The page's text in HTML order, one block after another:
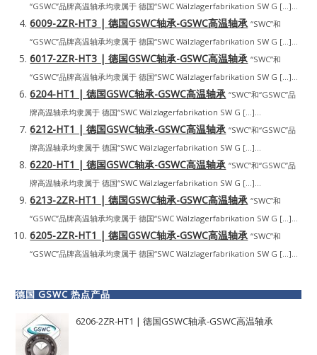
“GSWC”品牌高温轴承均隶属于 德国“SWC Wälzlagerfabrikation SW G […]...
6009-2ZR-HT3 | 德国GSWC轴承-GSWC高温轴承 “SWC”和
“GSWC”品牌高温轴承均隶属于 德国“SWC Wälzlagerfabrikation SW G […]...
6017-2ZR-HT3 | 德国GSWC轴承-GSWC高温轴承 “SWC”和
“GSWC”品牌高温轴承均隶属于 德国“SWC Wälzlagerfabrikation SW G […]...
6204-HT1 | 德国GSWC轴承-GSWC高温轴承 “SWC”和“GSWC”品
牌高温轴承均隶属于 德国“SWC Wälzlagerfabrikation SW G […]...
6212-HT1 | 德国GSWC轴承-GSWC高温轴承 “SWC”和“GSWC”品
牌高温轴承均隶属于 德国“SWC Wälzlagerfabrikation SW G […]...
6220-HT1 | 德国GSWC轴承-GSWC高温轴承 “SWC”和“GSWC”品
牌高温轴承均隶属于 德国“SWC Wälzlagerfabrikation SW G […]...
6213-2ZR-HT1 | 德国GSWC轴承-GSWC高温轴承 “SWC”和
“GSWC”品牌高温轴承均隶属于 德国“SWC Wälzlagerfabrikation SW G […]...
6205-2ZR-HT1 | 德国GSWC轴承-GSWC高温轴承 “SWC”和
“GSWC”品牌高温轴承均隶属于 德国“SWC Wälzlagerfabrikation SW G […]...
德国 GSWC 热点产品
6206-2ZR-HT1 | 德国GSWC轴承-GSWC高温轴承